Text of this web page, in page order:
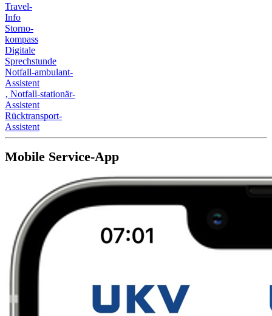
Travel-
Info
Storno-
kompass
Digitale
Sprechstunde
Notfall-ambulant-
Assistent
‚ Notfall-stationär-
Assistent
Rücktransport-
Assistent
Mobile Service-App